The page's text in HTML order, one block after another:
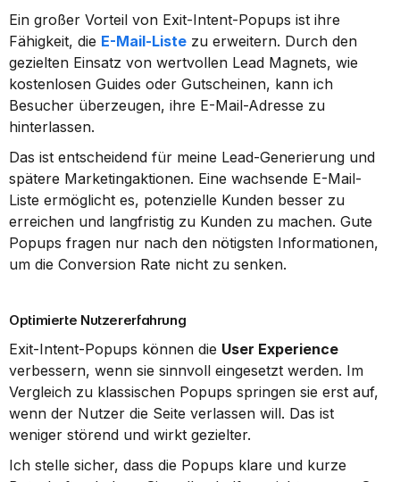
Ein großer Vorteil von Exit-Intent-Popups ist ihre
Fähigkeit, die E-Mail-Liste zu erweitern. Durch den
gezielten Einsatz von wertvollen Lead Magnets, wie
kostenlosen Guides oder Gutscheinen, kann ich
Besucher überzeugen, ihre E-Mail-Adresse zu
hinterlassen.
Das ist entscheidend für meine Lead-Generierung und
spätere Marketingaktionen. Eine wachsende E-Mail-
Liste ermöglicht es, potenzielle Kunden besser zu
erreichen und langfristig zu Kunden zu machen. Gute
Popups fragen nur nach den nötigsten Informationen,
um die Conversion Rate nicht zu senken.
Optimierte Nutzererfahrung
Exit-Intent-Popups können die User Experience
verbessern, wenn sie sinnvoll eingesetzt werden. Im
Vergleich zu klassischen Popups springen sie erst auf,
wenn der Nutzer die Seite verlassen will. Das ist
weniger störend und wirkt gezielter.
Ich stelle sicher, dass die Popups klare und kurze